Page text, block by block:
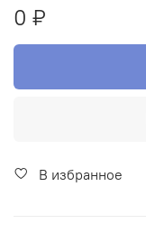
0 ₽
В избранное